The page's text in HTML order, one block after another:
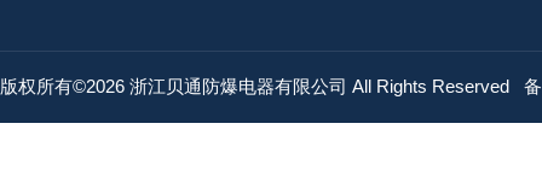
版权所有©2026 浙江贝通防爆电器有限公司 All Rights Reserved